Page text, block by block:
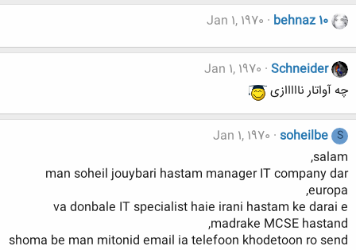
behnaz 10
Jan 1, 1970
Schneider
Jan 1, 1970
چه آواتار نااااازی
S
soheilbe
Jan 1, 1970
salam,
man soheil jouybari hastam manager IT company dar
europa,
va donbale IT specialist haie irani hastam ke darai e
madrake MCSE hastand,
shoma be man mitonid email ia telefoon khodetoon ro send